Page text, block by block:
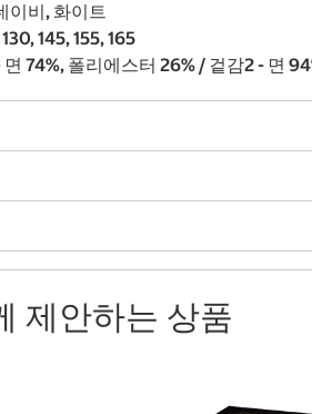
이비, 화이트
145, 155, 165
면 74%, 폴리에스터 26% / 겉감2 - 면
제안하는 상품